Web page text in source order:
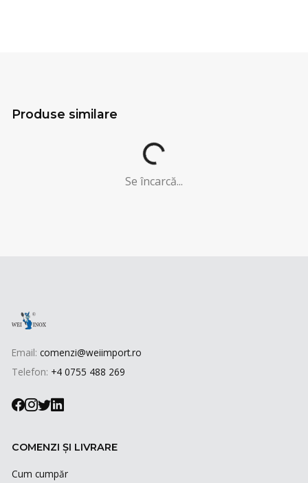
Produse similare
Se încarcă...
Se încarcă...
Email: comenzi@weiimport.ro
Telefon: +4 0755 488 269
COMENZI ȘI LIVRARE
Cum cumpăr